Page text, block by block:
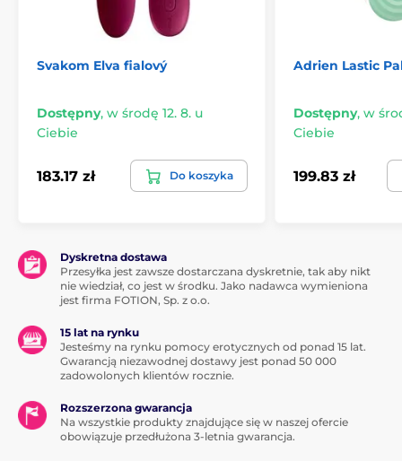
Svakom Elva fialový
Dostępny, w środę 12. 8. u
Ciebie
183.17 zł Do koszyka
Adrien Lastic
Dostępny, w
Ciebie
199.83 zł
Dyskretna dostawa
Przesyłka jest zawsze dostarczana dyskretnie, tak aby nikt
nie wiedział, co jest w środku. Jako nadawca wymieniona
jest firma FOTION, Sp. z o.o.
15 lat na rynku
Jesteśmy na rynku pomocy erotycznych od ponad 15 lat.
Gwarancją niezawodnej dostawy jest ponad 50 000
zadowolonych klientów rocznie.
Rozszerzona gwarancja
Na wszystkie produkty znajdujące się w naszej ofercie
obowiązuje przedłużona 3-letnia gwarancja.